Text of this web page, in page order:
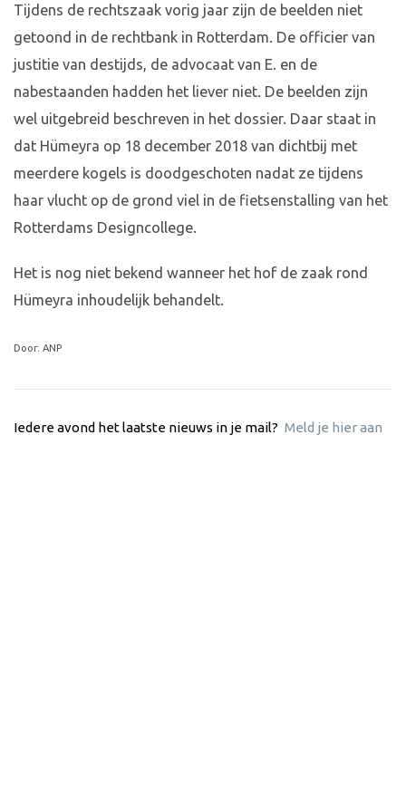
Tijdens de rechtszaak vorig jaar zijn de beelden niet
getoond in de rechtbank in Rotterdam. De officier van
justitie van destijds, de advocaat van E. en de
nabestaanden hadden het liever niet. De beelden zijn
wel uitgebreid beschreven in het dossier. Daar staat in
dat Hümeyra op 18 december 2018 van dichtbij met
meerdere kogels is doodgeschoten nadat ze tijdens
haar vlucht op de grond viel in de fietsenstalling van het
Rotterdams Designcollege.
Het is nog niet bekend wanneer het hof de zaak rond
Hümeyra inhoudelijk behandelt.
Door: ANP
Iedere avond het laatste nieuws in je mail? Meld je hier aan